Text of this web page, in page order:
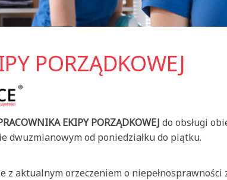
PORZĄDKOWEJ
EKIPY PORZĄDKOWEJ do obsługi
dwuzmianowym od poniedziałku do piątku.
z aktualnym orzeczeniem o niepełnosprawności